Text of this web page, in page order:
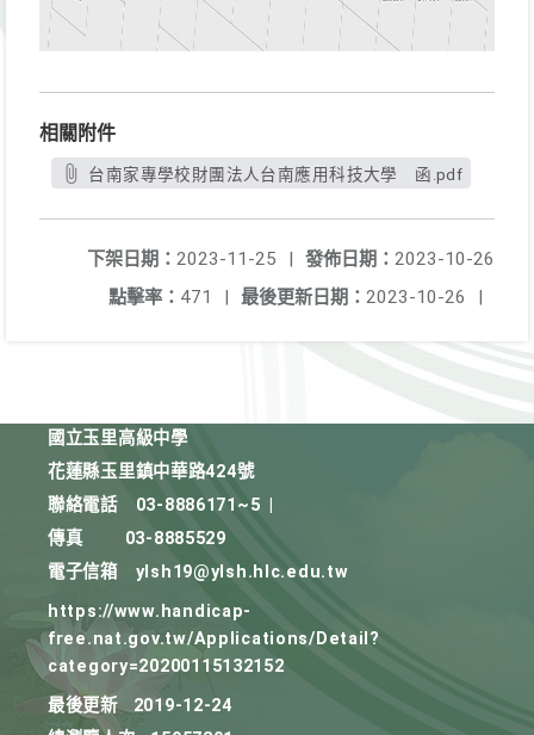
相關附件
台南家專學校財團法人台南應用科技大學 函.pdf
發佈日期： 2023-10-26
下架日期： 2023-11-25
|
最後更新日期： 2023-10-26 |
點擊率： 471 |
國立玉里高級中學
花蓮縣玉里鎮中華路424號
聯絡電話
03-8886171~5
傳真
03-8885529
電子信箱
ylsh19@ylsh.hlc.edu.tw
https://www.handicap-
free.nat.gov.tw/Applications/Detail?
category=20200115132152
最後更新
2019-12-24